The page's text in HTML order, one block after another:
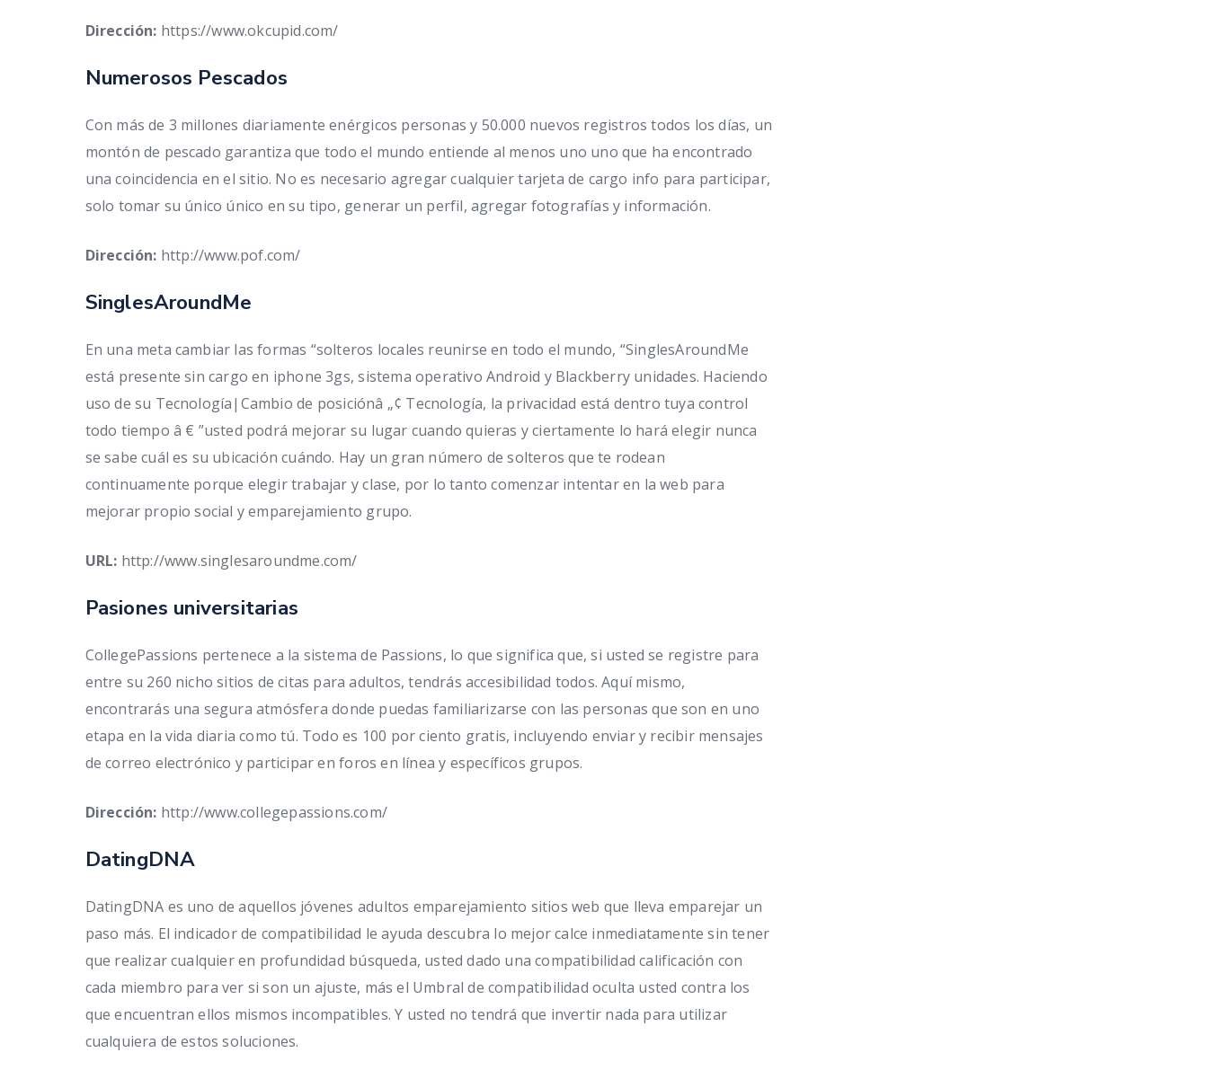
Dirección: https://www.okcupid.com/
Numerosos Pescados
Con más de 3 millones diariamente enérgicos personas y 50.000 nuevos registros todos los días, un
montón de pescado garantiza que todo el mundo entiende al menos uno uno que ha encontrado
una coincidencia en el sitio. No es necesario agregar cualquier tarjeta de cargo info para participar,
solo tomar su único único en su tipo, generar un perfil, agregar fotografías y información.
Dirección: http://www.pof.com/
SinglesAroundMe
En una meta cambiar las formas “solteros locales reunirse en todo el mundo, “SinglesAroundMe
está presente sin cargo en iphone 3gs, sistema operativo Android y Blackberry unidades. Haciendo
uso de su Tecnología|Cambio de posiciónâ „¢ Tecnología, la privacidad está dentro tuya control
todo tiempo â € ”usted podrá mejorar su lugar cuando quieras y ciertamente lo hará elegir nunca
se sabe cuál es su ubicación cuándo. Hay un gran número de solteros que te rodean
continuamente porque elegir trabajar y clase, por lo tanto comenzar intentar en la web para
mejorar propio social y emparejamiento grupo.
URL: http://www.singlesaroundme.com/
Pasiones universitarias
CollegePassions pertenece a la sistema de Passions, lo que significa que, si usted se registre para
entre su 260 nicho sitios de citas para adultos, tendrás accesibilidad todos. Aquí mismo,
encontrarás una segura atmósfera donde puedas familiarizarse con las personas que son en uno
etapa en la vida diaria como tú. Todo es 100 por ciento gratis, incluyendo enviar y recibir mensajes
de correo electrónico y participar en foros en línea y específicos grupos.
Dirección: http://www.collegepassions.com/
DatingDNA
DatingDNA es uno de aquellos jóvenes adultos emparejamiento sitios web que lleva emparejar un
paso más. El indicador de compatibilidad le ayuda descubra lo mejor calce inmediatamente sin tener
que realizar cualquier en profundidad búsqueda, usted dado una compatibilidad calificación con
cada miembro para ver si son un ajuste, más el Umbral de compatibilidad oculta usted contra los
que encuentran ellos mismos incompatibles. Y usted no tendrá que invertir nada para utilizar
cualquiera de estos soluciones.